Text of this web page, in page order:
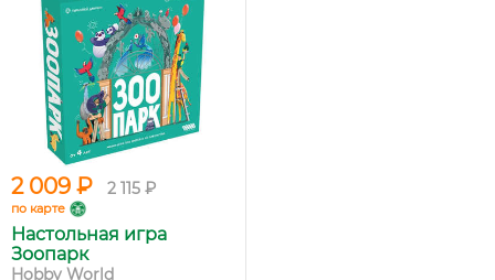
2 009 ₽ 2 115 ₽
по карте
Настольная игра
Зоопарк
Hobby World